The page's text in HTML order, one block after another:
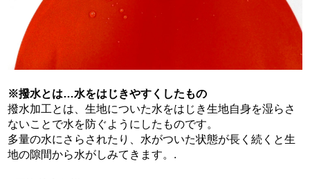
※撥水とは…水をはじきやすくしたもの
撥水加工とは、生地についた水をはじき生地自身を湿らさ
ないことで水を防ぐようにしたものです。
多量の水にさらされたり、水がついた状態が長く続くと生
地の隙間から水がしみてきます。.